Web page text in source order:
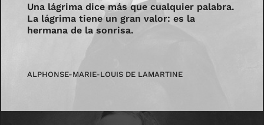
Una lágrima dice más que cualquier palabra.
La lágrima tiene un gran valor: es la
hermana de la sonrisa.
ALPHONSE-MARIE-LOUIS DE LAMARTINE